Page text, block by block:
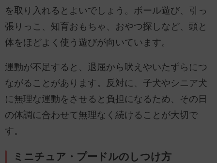
を取り入れるとよいでしょう。ボール遊び、引っ
張りっこ、知育おもちゃ、おやつ探しなど、頭と
体をほどよく使う遊びが向いています。
運動が不足すると、退屈から吠えやいたずらにつ
ながることがあります。反対に、子犬やシニア犬
に無理な運動をさせると負担になるため、その日
の体調に合わせて無理なく続けることが大切で
す。
ミニチュア・プードルのしつけ方